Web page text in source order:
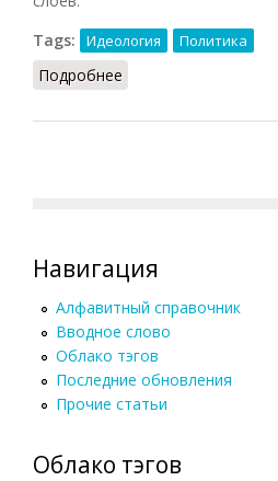
Tags:
Идеология Политика
Подробнее
Навигация
Алфавитный справочник
Вводное слово
Облако тэгов
Последние обновления
Прочие статьи
Облако тэгов